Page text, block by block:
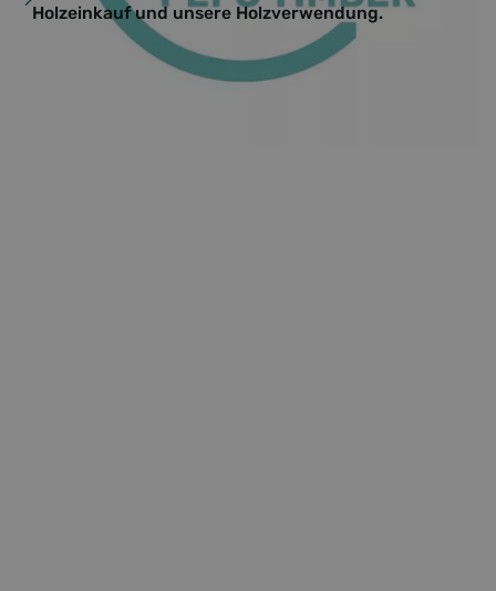
Holzeinkauf und unsere Holzverwendung.